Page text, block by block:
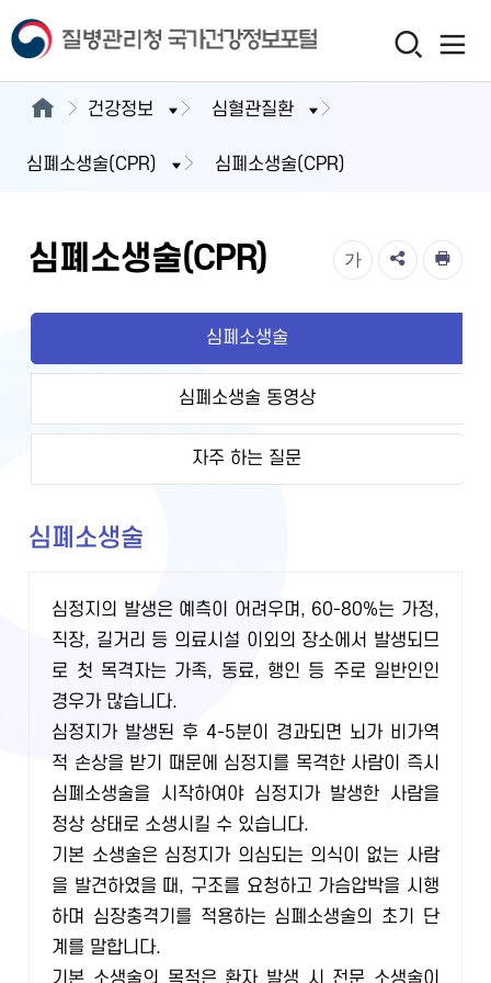
건강정보 심혈관질환
심폐소생술(CPR) 심폐소생술(CPR)
심폐소생술(CPR) 가
심폐소생술
심폐소생술 동영상
자주 하는 질문
심폐소생술
심정지의 발생은 예측이 어려우며, 60-80%는 가정,
직장, 길거리 등 의료시설 이외의 장소에서 발생되므
로 첫 목격자는 가족, 동료, 행인 등 주로 일반인인
경우가 많습니다.
심정지가 발생된 후 4-5분이 경과되면 뇌가 비가역
적 손상을 받기 때문에 심정지를 목격한 사람이 즉시
심폐소생술을 시작하여야 심정지가 발생한 사람을
정상 상태로 소생시킬 수 있습니다.
기본 소생술은 심정지가 의심되는 의식이 없는 사람
을 발견하였을 때, 구조를 요청하고 가슴압박을 시행
하며 심장충격기를 적용하는 심폐소생술의 초기 단
계를 말합니다.
기본 소생술의 목적은 환자 발생 시 전문 소생술이